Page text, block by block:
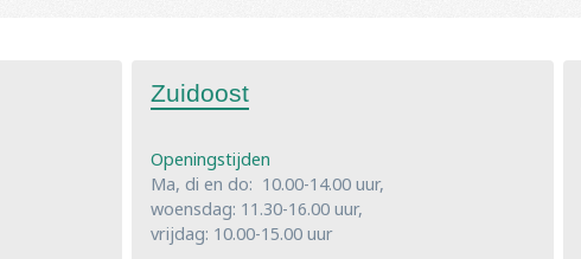
Zuidoost
Openingstijden
Ma, di en do: 10.00-14.00 uur,
woensdag: 11.30-16.00 uur,
vrijdag: 10.00-15.00 uur